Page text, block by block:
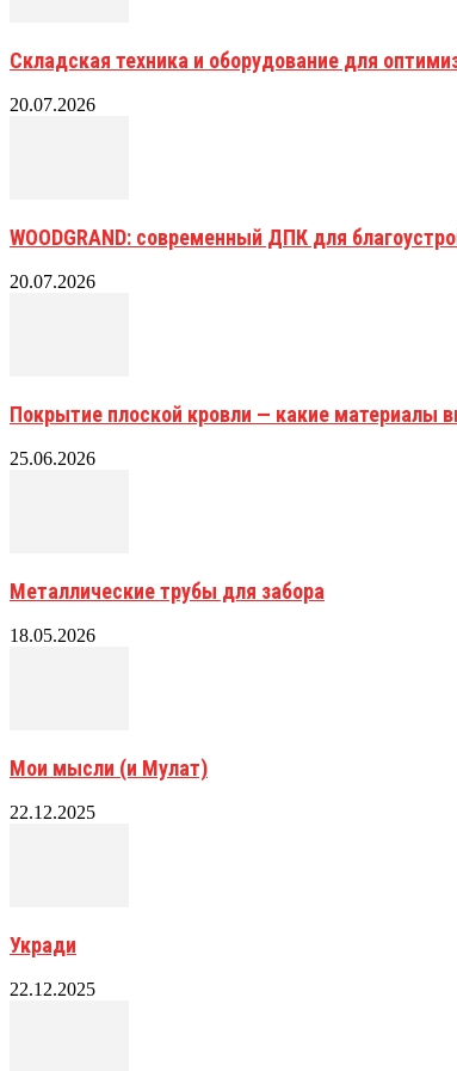
Складская техника и оборудование для
20.07.2026
WOODGRAND: современный ДПК для
20.07.2026
Покрытие плоской кровли — какие материалы
25.06.2026
Металлические трубы для забора
18.05.2026
Мои мысли (и Мулат)
22.12.2025
Укради
22.12.2025